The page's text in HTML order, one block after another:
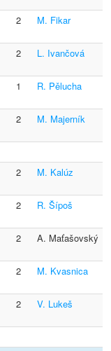
2 M. Fikar
2 L. Ivančová
1 R. Pělucha
2 M. Majerník
2 M. Kalúz
2 R. Šípoš
2 A. Maťašovský
2 M. Kvasnica
2 V. Lukeš